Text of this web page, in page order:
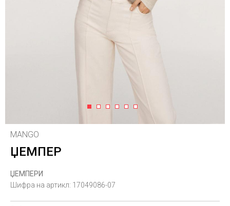
1 2 3 4 5 6
MANGO
ЏЕМПЕР
ЏЕМПЕРИ
Шифра на артикл: 17049086-07